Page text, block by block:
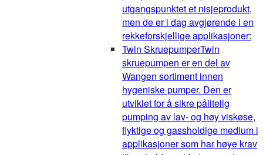
utgangspunktet et nisjeprodukt,
men de er i dag avgjørende i en
rekkeforskjellige applikasjoner:
Twin SkruepumperTwin
skruepumpen er en del av
Wangen sortiment innen
hygeniske pumper. Den er
utviklet for å sikre pålitelig
pumping av lav- og høy viskøse,
flyktige og gassholdige medium i
applikasjoner som har høye krav